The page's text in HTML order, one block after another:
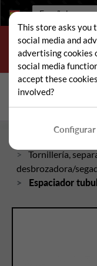
Idioma:
Buscar
Piezas
Tornillería,
desbrozadora/
Espaciador
This store asks you
social media and
advertising cookies
social media
accept these
involved?
Configurar